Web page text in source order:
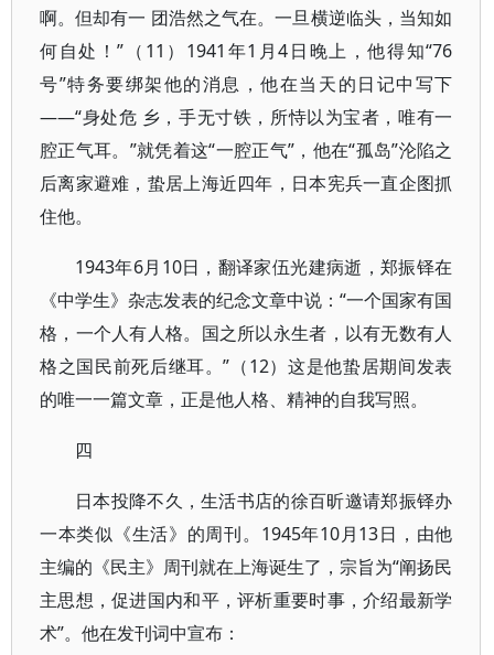
啊。但却有一 团浩然之气在。一旦横逆临头，当知如
何自处！”（11）1941年1月4日晚上，他得知“76
号”特务要绑架他的消息，他在当天的日记中写下
——“身处危 乡，手无寸铁，所恃以为宝者，唯有一
腔正气耳。”就凭着这“一腔正气”，他在“孤岛”沦陷之
后离家避难，蛰居上海近四年，日本宪兵一直企图抓
住他。
1943年6月10日，翻译家伍光建病逝，郑振铎在
《中学生》杂志发表的纪念文章中说：“一个国家有国
格，一个人有人格。国之所以永生者，以有无数有人
格之国民前死后继耳。”（12）这是他蛰居期间发表
的唯一一篇文章，正是他人格、精神的自我写照。
四
日本投降不久，生活书店的徐百昕邀请郑振铎办
一本类似《生活》的周刊。1945年10月13日，由他
主编的《民主》周刊就在上海诞生了，宗旨为“阐扬民
主思想，促进国内和平，评析重要时事，介绍最新学
术”。他在发刊词中宣布：